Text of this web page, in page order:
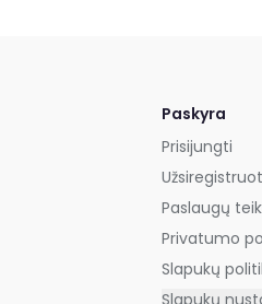
Paskyra
Prisijungti
Paslaugų
Privatumo
Slapukų
Slapukų